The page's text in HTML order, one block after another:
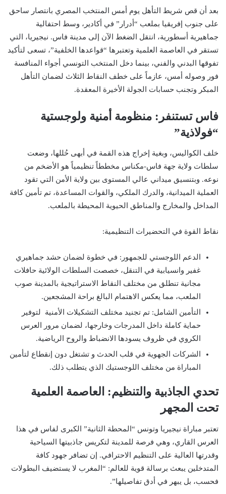
بعد أن قص شريط التأهل يوم أمس المنتخب المصري بانتصار ساحق
على جنوب إفريقيا بملعب “أدرار” في أكادير، وسط احتفالية
جماهيرية أسطورية، انتقل الضغط الآن إلى مدينة فاس. نيجيريا، التي
تستقر في العاصمة العلمية وتعتبرها “قواعدها الخلفية”، تسعى لتأكيد
تفوقها البدني والفني، بينما دخل المنتخب التونسي أجواء المنافسة
فور وصوله أمس، عازماً على خطف النقاط الثلاث لضمان التأهل
المبكر وتجنب حسابات الجولة الأخيرة المعقدة.
فاس تستنفر: منظومة أمنية ولوجستية
“فولاذية”
خلف الكواليس، وبغية إخراج هذه القمة في أبهى حُللها، وضعت
سلطات ولاية جهة فاس-مكناس مخططاً تنظيمياً هو الأضخم من
نوعه. وبتنسيق ميداني عالي المستوى بين ولاية الأمن التي تقود
العملية الميدانية، والدرك الملكي، والقوات المساعدة، تم تأمين كافة
المداخل والمخارج والمناطق الحيوية المحيطة بالملعب.
نقاط القوة في التحضيرات التنظيمية:
الدعم اللوجستي للجمهور: في خطوة لضمان حشد جماهيري
غفير وانسيابية في التنقل، خصصت السلطات الولائية حافلات
مجانية تنطلق من مختلف النقاط الاستراتيجية بالمدينة صوب
الملعب، مما يعكس الاهتمام البالغ براحة المشجعين.
التأمين الشامل: تم تجنيد مختلف التشكيلات الأمنية لتوفير
حماية كاملة داخل المدرجات وخارجها، لضمان مرور العرس
الكروي في ظروف يسودها الانضباط والروح الرياضية.
الشركات الجهوية في قلب الحدث و تشتغل دون إنقطاع لتأمين
المباراة من مختلف اللوجستيك الذي يتطلب ذلك.
تحدي الجاذبية والتنظيم: العاصمة العلمية
تحت المجهر
تعتبر مباراة نيجيريا وتونس “المحطة الثانية” الكبرى لفاس في هذا
العرس القاري، وهي فرصة للمدينة لتكريس جاذبيتها السياحية
وقدرتها العالية على التنظيم الاحترافي. إن تضافر جهود كافة
المتدخلين يبعث برسالة قوية للعالم: “المغرب لا يستضيف البطولات
فحسب، بل يبهر في أدق تفاصيلها”.